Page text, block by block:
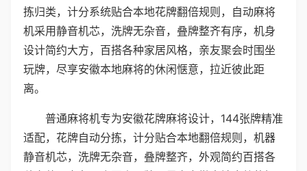
拣归类，计分系统贴合本地花牌翻倍规则，自动麻将
机采用静音机芯，洗牌无杂音，叠牌整齐有序，机身
设计简约大方，百搭各种家居风格，亲友聚会时围坐
玩牌，尽享安徽本地麻将的休闲惬意，拉近彼此距
离。
普通麻将机专为安徽花牌麻将设计，144张牌精准
适配，花牌自动分拣，计分贴合本地翻倍规则，机器
静音机芯，洗牌无杂音，叠牌整齐，外观简约百搭各